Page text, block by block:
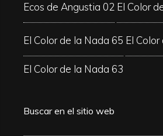
Ecos de Angustia 02 El Color
El Color de la Nada 65 El
El Color de la Nada 63
Buscar en el sitio web